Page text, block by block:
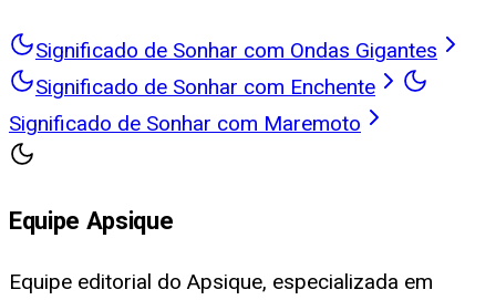
Significado de Sonhar com Ondas Gigantes
Significado de Sonhar com Enchente
Significado de Sonhar com Maremoto
Equipe Apsique
Equipe editorial do Apsique, especializada em